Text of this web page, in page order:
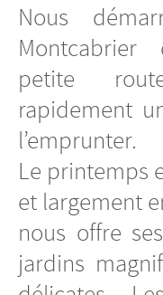
Nous
petite
rapidement
l’emprunter.
Le printemps
et largement
nous offre
jardins